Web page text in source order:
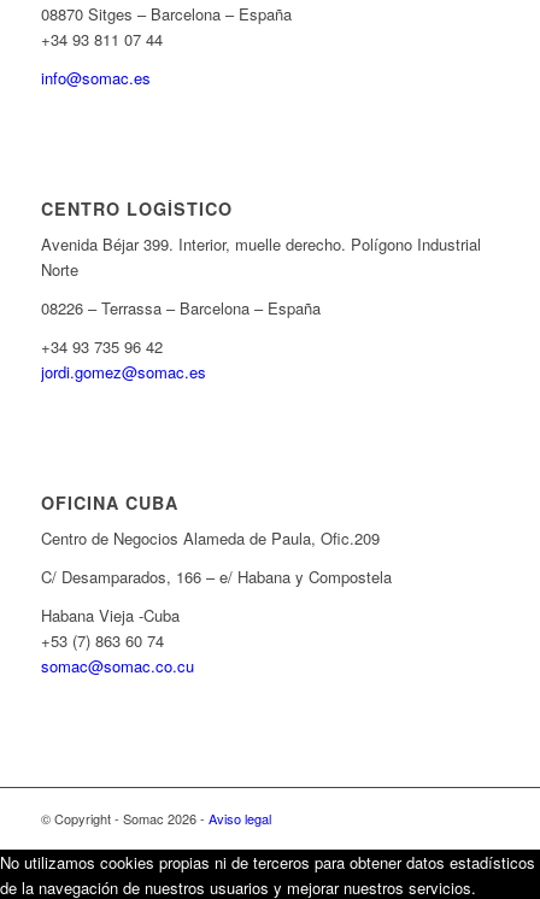
08870 Sitges – Barcelona – España
+34 93 811 07 44
info@somac.es
CENTRO LOGÍSTICO
Avenida Béjar 399. Interior, muelle derecho. Polígono Industrial
Norte
08226 – Terrassa – Barcelona – España
+34 93 735 96 42
jordi.gomez@somac.es
OFICINA CUBA
Centro de Negocios Alameda de Paula, Ofic.209
C/ Desamparados, 166 – e/ Habana y Compostela
Habana Vieja -Cuba
+53 (7) 863 60 74
somac@somac.co.cu
© Copyright - Somac 2026 - Aviso legal
No utilizamos cookies propias ni de terceros para obtener datos estadísticos
de la navegación de nuestros usuarios y mejorar nuestros servicios.